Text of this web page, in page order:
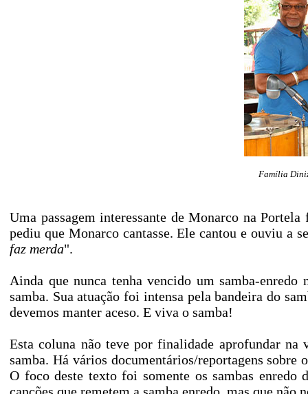
Família
Uma passagem interessante de Monarco na
pediu que Monarco cantasse. Ele cantou e ouviu a
faz merda".
Ainda que nunca tenha vencido um samba-
samba. Sua atuação foi intensa pela bandeira do
devemos manter aceso. E viva o samba!
Esta coluna não teve por finalidade aprofundar
samba. Há vários documentários/reportagens
O foco deste texto foi somente os sambas enredo